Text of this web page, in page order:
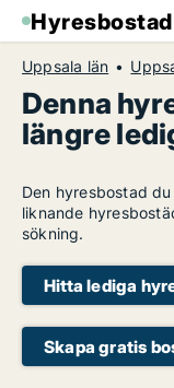
Hyresbostad
Uppsala län
Denna
längre
Den hyresbostad
liknande
sökning.
Hitta lediga
Skapa gratis